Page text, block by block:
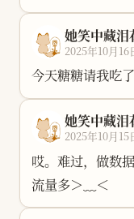
她笑中藏泪
2025年10月16
今天糖糖请我
她笑中藏泪
2025年10月15
哎。难过，做数
流量多＞﹏＜